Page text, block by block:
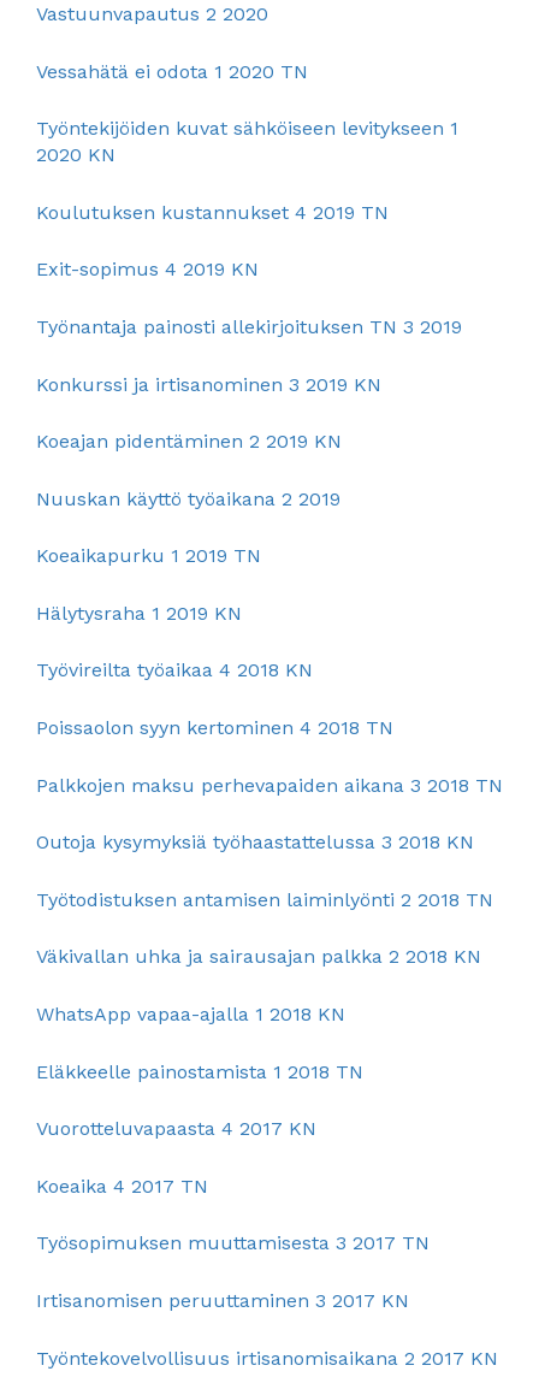
Vastuunvapautus 2 2020
Vessahätä ei odota 1 2020 TN
Työntekijöiden kuvat sähköiseen levitykseen 1
2020 KN
Koulutuksen kustannukset 4 2019 TN
Exit-sopimus 4 2019 KN
Työnantaja painosti allekirjoituksen TN 3 2019
Konkurssi ja irtisanominen 3 2019 KN
Koeajan pidentäminen 2 2019 KN
Nuuskan käyttö työaikana 2 2019
Koeaikapurku 1 2019 TN
Hälytysraha 1 2019 KN
Työvireilta työaikaa 4 2018 KN
Poissaolon syyn kertominen 4 2018 TN
Palkkojen maksu perhevapaiden aikana 3 2018 TN
Outoja kysymyksiä työhaastattelussa 3 2018 KN
Työtodistuksen antamisen laiminlyönti 2 2018 TN
Väkivallan uhka ja sairausajan palkka 2 2018 KN
WhatsApp vapaa-ajalla 1 2018 KN
Eläkkeelle painostamista 1 2018 TN
Vuorotteluvapaasta 4 2017 KN
Koeaika 4 2017 TN
Työsopimuksen muuttamisesta 3 2017 TN
Irtisanomisen peruuttaminen 3 2017 KN
Työntekovelvollisuus irtisanomisaikana 2 2017 KN